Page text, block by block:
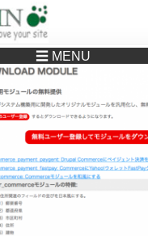
どこに頼んでいいか分からない
☰ MENU